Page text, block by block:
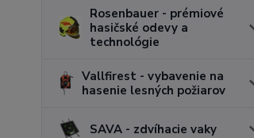
Rosenbauer - prémiové
hasičské odevy a
technológie
Vallfirest - vybavenie na
hasenie lesných požiarov
SAVA - zdvíhacie vaky